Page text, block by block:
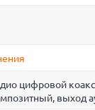
цифровой
выход